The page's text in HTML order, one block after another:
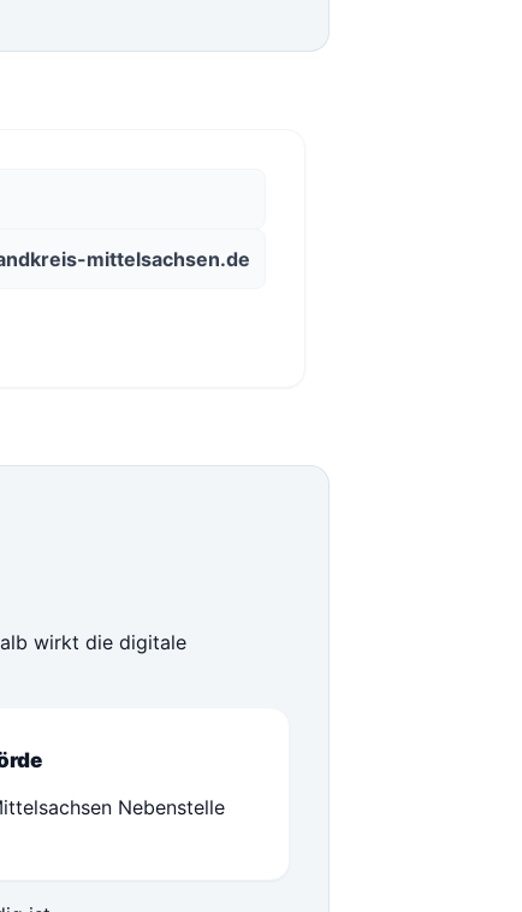
mittelsachsen.de
wirkt die digitale
Nebenstelle